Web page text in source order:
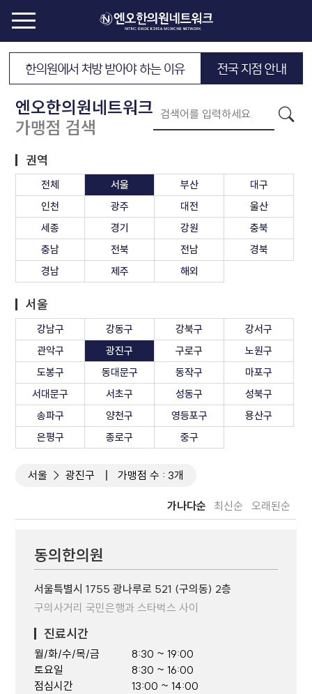
한의원에서 처방 받아야 하는 이유 전국 지점 안내
엔오한의원네트워크
가맹점 검색
권역
전체 서울 부산
대구
인천
광주 대전
울산
세종
경기 강원
충북
충남
전북 전남
경북
경남
제주 해외
서울
강남구 강동구 강북구
강서구
관악구
광진구 구로구
노원구
도봉구
동대문구 동작구
마포구
서대문구
서초구 성동구
성북구
송파구
양천구 영등포구
용산구
은평구
종로구 중구
서울 광진구 가맹점 수 : 3개
가나다순 최신순 오래된순
동의한의원
서울특별시 1755 광나루로 521 (구의동) 2층
구의사거리 국민은행과 스타벅스 사이
진료시간
월/화/수/목/금
토요일
점심시간
8:30 ~ 19:00
8:30 ~ 16:00
13:00 ~ 14:00